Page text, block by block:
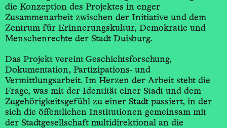
die Konzeption des Projektes in enger
Zusammenarbeit zwischen der Initiative und dem
Zentrum für Erinnerungskultur, Demokratie und
Menschenrechte der Stadt Duisburg.
Das Projekt vereint Geschichtsforschung,
Dokumentation, Partizipations- und
Vermittlungsarbeit. Im Herzen der Arbeit steht die
Frage, was mit der Identität einer Stadt und dem
Zugehörigkeitsgefühl zu einer Stadt passiert, in der
sich die öffentlichen Institutionen gemeinsam mit
der Stadtgesellschaft multidirektional an die